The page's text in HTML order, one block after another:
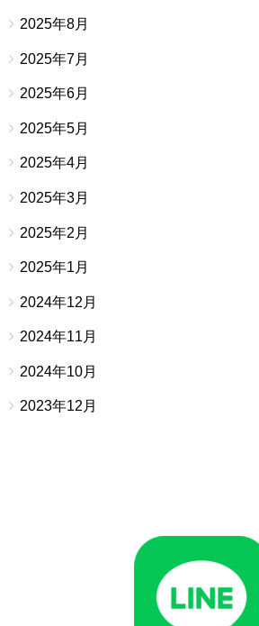
2025年8月
2025年7月
2025年6月
2025年5月
2025年4月
2025年3月
2025年2月
2025年1月
2024年12月
2024年11月
2024年10月
2023年12月